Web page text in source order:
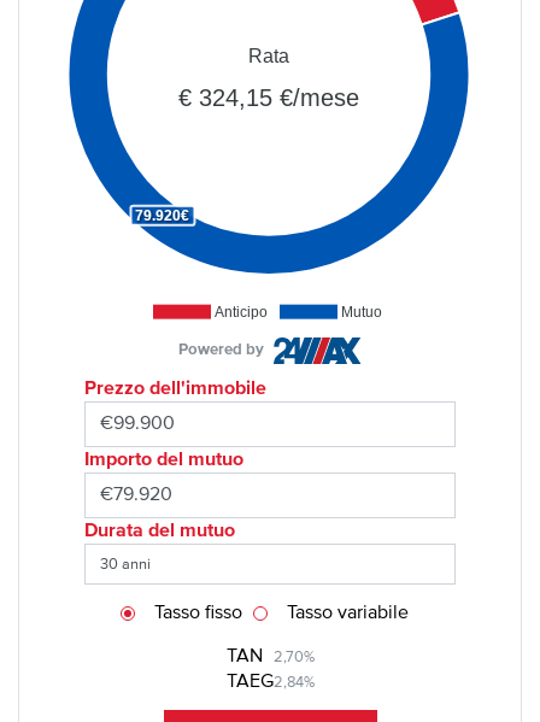
Anticipo Mutuo
79.920€
Rata
€ 324,15 €/mese
Powered by
Prezzo dell'immobile
Importo del mutuo
Durata del mutuo
TAN 2,70%
TAEG2,84%
Tasso fisso Tasso variabile